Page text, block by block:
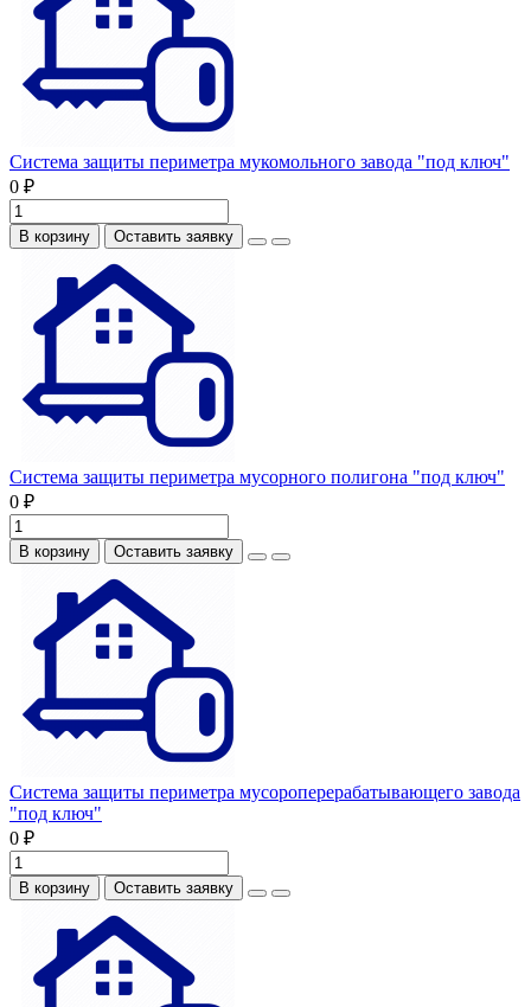
Система защиты периметра мукомольного завода "под ключ"
0 ₽
В корзину Оставить заявку
Система защиты периметра мусорного полигона "под ключ"
0 ₽
В корзину Оставить заявку
Система защиты периметра мусороперерабатывающего завода
"под ключ"
0 ₽
В корзину Оставить заявку